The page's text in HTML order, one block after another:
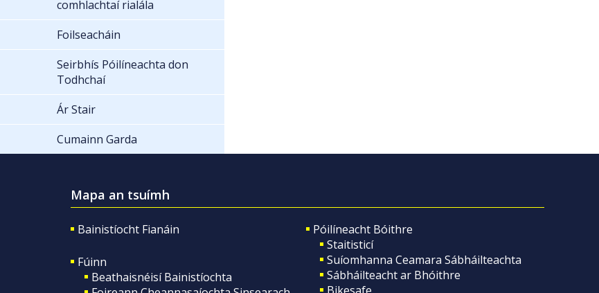
comhlachtaí rialála
Foilseacháin
Seirbhís Póilíneachta don
Todhchaí
Ár Stair
Cumainn Garda
Mapa an tsuímh
Bainistíocht Fianáin
Fúinn
Beathaisnéisí Bainistíochta
Póilíneacht Bóithre
Staitisticí
Suíomhanna Ceamara Sábháilteachta
Sábháilteacht ar Bhóithre
Bikesafe